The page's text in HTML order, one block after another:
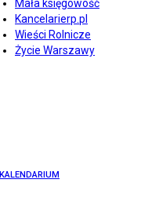
Mała księgowość
Kancelarierp.pl
Wieści Rolnicze
Życie Warszawy
KALENDARIUM